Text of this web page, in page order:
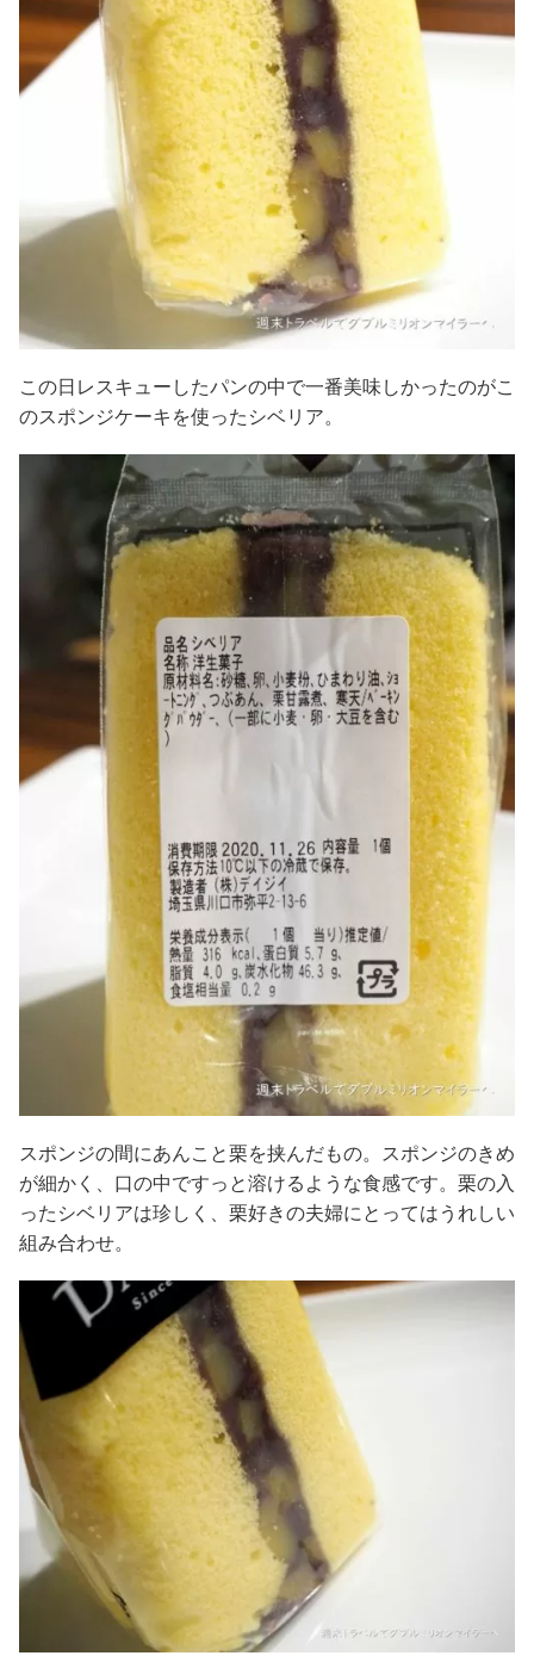
この日レスキューしたパンの中で一番美味しかったのがこ
のスポンジケーキを使ったシベリア。
スポンジの間にあんこと栗を挟んだもの。スポンジのきめ
が細かく、口の中ですっと溶けるような食感です。栗の入
ったシベリアは珍しく、栗好きの夫婦にとってはうれしい
組み合わせ。